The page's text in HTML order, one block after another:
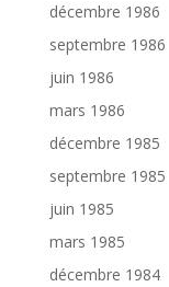
décembre 1986
septembre 1986
juin 1986
mars 1986
décembre 1985
septembre 1985
juin 1985
mars 1985
décembre 1984